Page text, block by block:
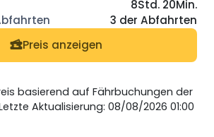
8Std. 20Min.
3 der Abfahrten
Preis anzeigen
basierend auf Fährbuchungen der
Aktualisierung: 08/08/2026 01:00